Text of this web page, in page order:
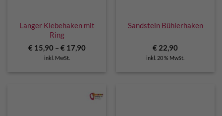
Langer Klebehaken mit
Ring
€15,90– €17,90
inkl. MwSt.
Sandstein Bühlerhaken
€ 22,90
inkl. 20 % MwSt.